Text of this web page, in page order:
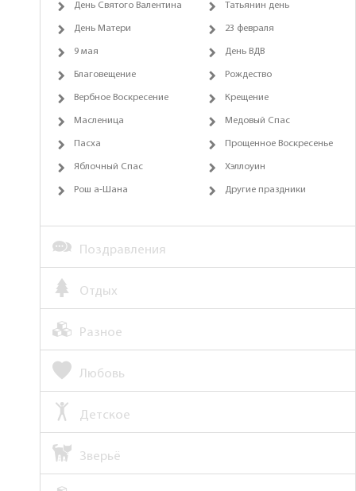
День Святого Валентина Татьянин день
День Матери 23 февраля
9 мая День ВДВ
Благовещение Рождество
Вербное Воскресение Крещение
Масленица Медовый Спас
Пасха Прощенное Воскресенье
Яблочный Спас Хэллоуин
Рош а-Шана Другие праздники
Поздравления
Отдых
Разное
Любовь
Детское
Зверьё